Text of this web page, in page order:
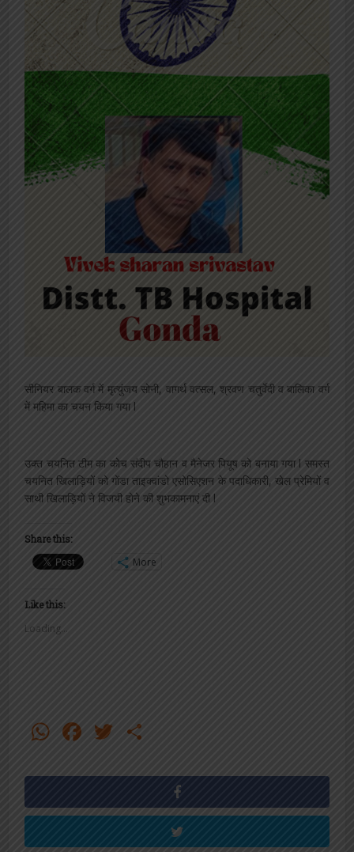
सीनियर बालक वर्ग में मृत्युंजय सोनी, वागर्थ वत्सल, श्रवण चतुर्वेदी व बालिका वर्ग
में महिमा का चयन किया गया l
उक्त चयनित टीम का कोच संदीप चौहान व मैनेजर पियूष को बनाया गया l समस्त
चयनित खिलाड़ियों को गोंडा ताइक्वांडो एसोसिएशन के पदाधिकारी, खेल प्रेमियों व
साथी खिलाड़ियों ने विजयी होने की शुभकामनाएं दी l
Share this:
More
Like this:
Loading...
WhatsApp
Facebook
Twitter